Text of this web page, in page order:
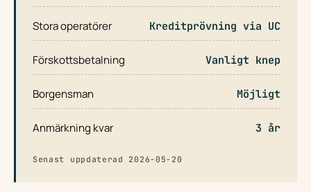
Stora operatörer Kreditprövning via UC
Förskottsbetalning Vanligt knep
Borgensman Möjligt
Anmärkning kvar 3 år
Senast uppdaterad 2026-05-20